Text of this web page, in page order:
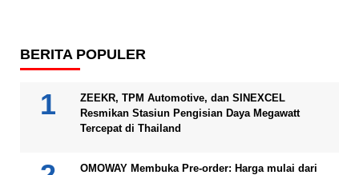
BERITA POPULER
ZEEKR, TPM Automotive, dan SINEXCEL
Resmikan Stasiun Pengisian Daya Megawatt
Tercepat di Thailand
OMOWAY Membuka Pre-order: Harga mulai dari